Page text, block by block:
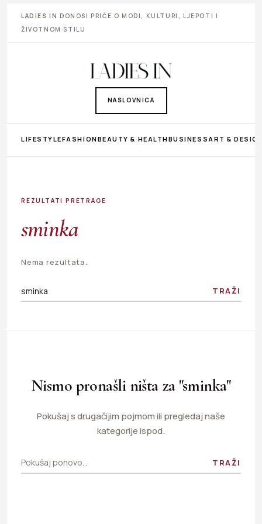
LADIES IN DONOSI PRIČE O MODI, KULTURI, LJEPOTI I
ŽIVOTNOM STILU
NASLOVNICA
LIFESTYLEFASHIONBEAUTY & HEALTHBUSINESS ART &
REZULTATI PRETRAGE
sminka
Nema rezultata.
TRAŽI
Nismo pronašli ništa za "sminka"
Pokušaj s drugačijim pojmom ili pregledaj naše
kategorije ispod.
TRAŽI